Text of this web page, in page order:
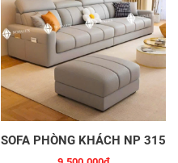
SOFA PHÒNG KHÁCH NP 315